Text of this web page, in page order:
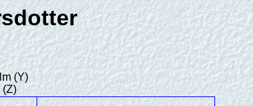
(Y)
(Z)